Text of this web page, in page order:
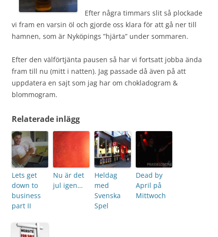
Efter några timmars slit så plockade
vi fram en varsin öl och gjorde oss klara för att gå ner till
hamnen, som är Nyköpings ”hjärta” under sommaren.
Efter den välförtjänta pausen så har vi fortsatt jobba ända
fram till nu (mitt i natten). Jag passade då även på att
uppdatera en sajt som jag har om chokladogram &
blommogram.
Relaterade inlägg
Lets get
down to
business
part II
Nu är det
jul igen…
Heldag
med
Svenska
Spel
Dead by
April på
Mittwoch